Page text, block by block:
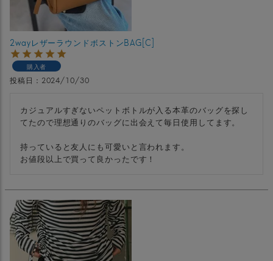
2wayレザーラウンドボストンBAG[C]
購入者
投稿日 2024/10/30
カジュアルすぎないペットボトルが入る本革のバッグを探し
てたので理想通りのバッグに出会えて毎日使用してます。
持っていると友人にも可愛いと言われます。
お値段以上で買って良かったです！